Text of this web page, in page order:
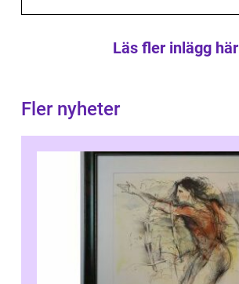
Läs fler inlägg här
Fler nyheter